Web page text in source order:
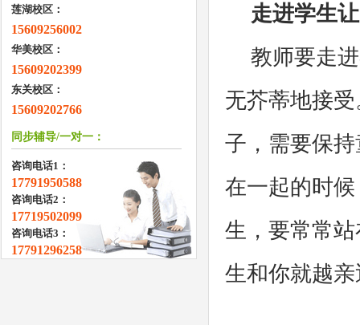
莲湖校区：
15609256002
华美校区：
15609202399
东关校区：
15609202766
同步辅导/一对一：
咨询电话1：
17791950588
咨询电话2：
17719502099
咨询电话3：
17791296258
走进学生
教师要走
无芥蒂地接
子，需要保
在一起的时
生，要常常
生和你就越